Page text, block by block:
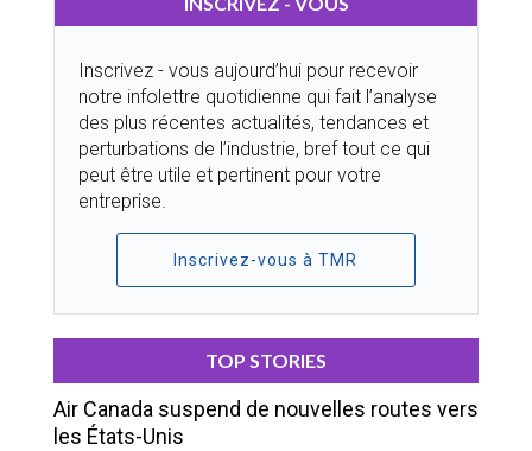
Inscrivez - vous aujourd’hui pour recevoir
notre infolettre quotidienne qui fait l’analyse
des plus récentes actualités, tendances et
perturbations de l’industrie, bref tout ce qui
peut être utile et pertinent pour votre
entreprise.
Inscrivez-vous à TMR
TOP STORIES
Air Canada suspend de nouvelles routes vers
les États-Unis